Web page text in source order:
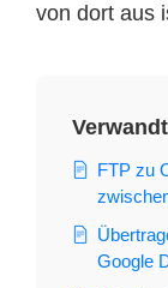
von dort aus
FTP zu
Google